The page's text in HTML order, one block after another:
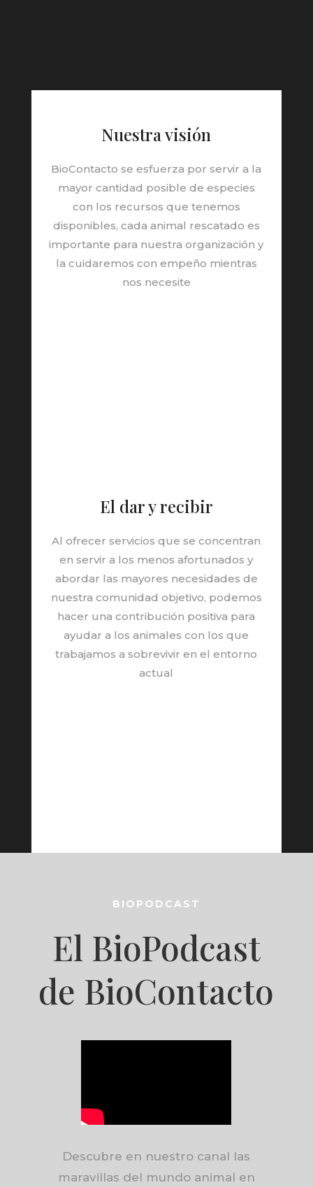
Nuestra visión
BioContacto se esfuerza por servir a la
mayor cantidad posible de especies
con los recursos que tenemos
disponibles, cada animal rescatado es
importante para nuestra organización y
la cuidaremos con empeño mientras
nos necesite
El dar y recibir
Al ofrecer servicios que se concentran
en servir a los menos afortunados y
abordar las mayores necesidades de
nuestra comunidad objetivo, podemos
hacer una contribución positiva para
ayudar a los animales con los que
trabajamos a sobrevivir en el entorno
actual
BIOPODCAST
El BioPodcast
de BioContacto
Descubre en nuestro canal las
maravillas del mundo animal en